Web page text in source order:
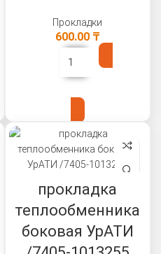
Прокладки
600.00 ₸
прокладка
теплообменника
боковая УрАТИ